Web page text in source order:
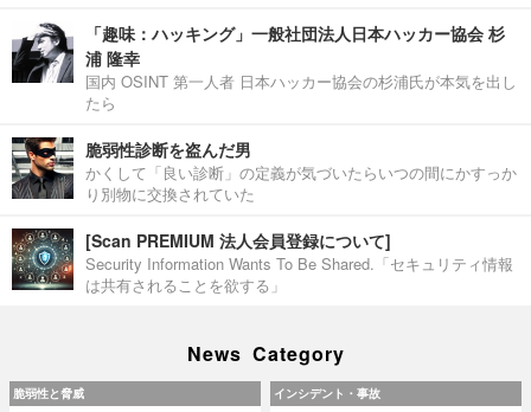
「趣味：ハッキング」一般社団法人日本ハッカー協会 杉
浦 隆幸
国内 OSINT 第一人者 日本ハッカー協会の杉浦氏が本気を出し
たら
脆弱性診断を盗んだ男
かくして「良い診断」の定義が気づいたらいつの間にかすっか
り別物に交換されていた
[Scan PREMIUM 法人会員登録について]
Security Information Wants To Be Shared.「セキュリティ情報
は共有されることを欲する」
News Category
脆弱性と脅威 インシデント・事故